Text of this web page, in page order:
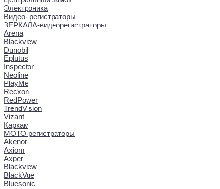
Электроника
Видео- регистраторы
ЗЕРКАЛА-видеорегистраторы
Arena
Blackview
Dunobil
Eplutus
Inspector
Neoline
PlayMe
Recxon
RedPower
TrendVision
Vizant
Каркам
МОТО-регистраторы
Akenori
Axiom
Axper
Blackview
BlackVue
Bluesonic